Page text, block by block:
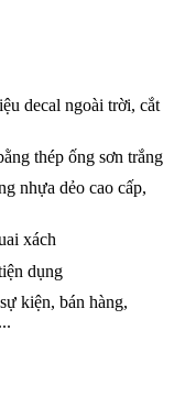
decal ngoài trời, cắt
thép ống sơn trắng
nhựa dẻo cao cấp,
xách
dụng
kiện, bán hàng,